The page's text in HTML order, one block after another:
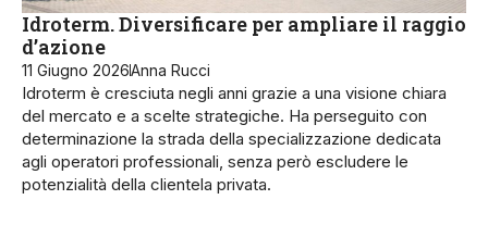
Idroterm. Diversificare per ampliare il raggio
d’azione
11 Giugno 2026Anna Rucci
Idroterm è cresciuta negli anni grazie a una visione chiara
del mercato e a scelte strategiche. Ha perseguito con
determinazione la strada della specializzazione dedicata
agli operatori professionali, senza però escludere le
potenzialità della clientela privata.